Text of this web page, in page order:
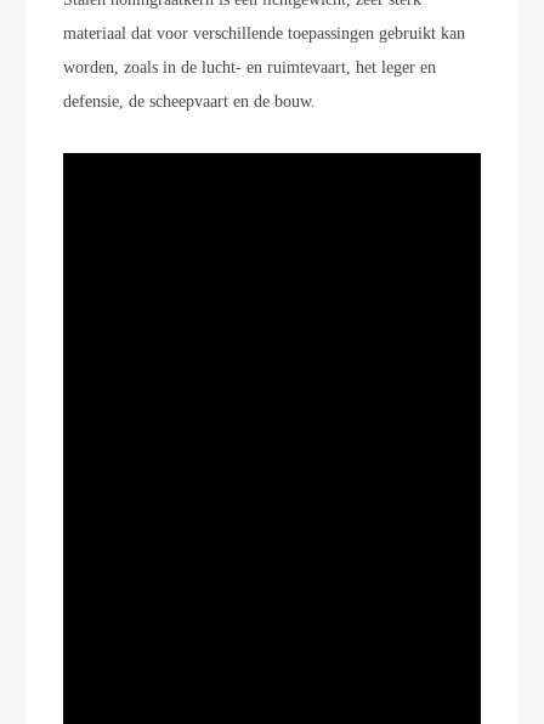
materiaal dat voor verschillende toepassingen gebruikt kan
worden, zoals in de lucht- en ruimtevaart, het leger en
defensie, de scheepvaart en de bouw.